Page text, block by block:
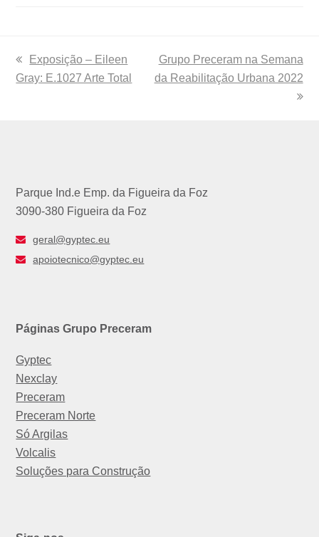
previous
post:
Exposição – Eileen
Gray: E.1027 Arte Total
next
post:
Grupo Preceram na Semana
da Reabilitação Urbana 2022
Parque Ind.e Emp. da Figueira da Foz
3090-380 Figueira da Foz
geral@gyptec.eu
apoiotecnico@gyptec.eu
Páginas Grupo Preceram
Gyptec
Nexclay
Preceram
Preceram Norte
Só Argilas
Volcalis
Soluções para Construção